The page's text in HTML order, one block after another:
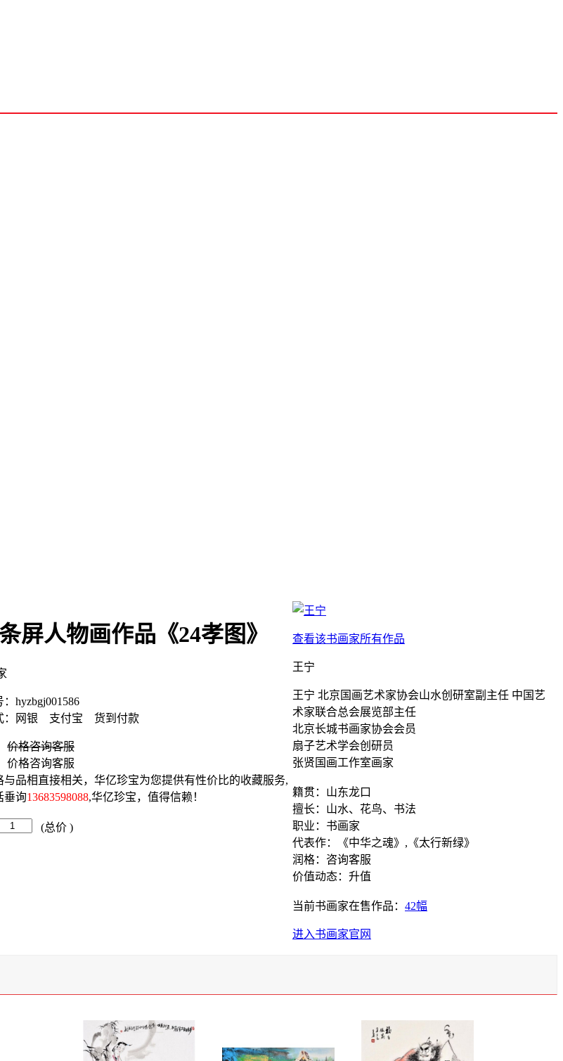
屏人物画作品《24孝图》
hyzbgj001586
网银 支付宝 货到付款
价格咨询客服
价格咨询客服
与品相直接相关，华亿珍宝为您提供有性价比的收藏服务,
垂询13683598088,华亿珍宝，值得信赖！
(总价 )
查看该书画家所有作品
王宁
王宁 北京国画艺术家协会山水创研室副主任 中国艺
术家联合总会展览部主任
北京长城书画家协会会员
扇子艺术学会创研员
张贤国画工作室画家
籍贯：山东龙口
擅长：山水、花鸟、书法
职业：书画家
代表作：《中华之魂》,《太行新绿》
润格：咨询客服
价值动态：升值
当前书画家在售作品： 42幅
进入书画家官网